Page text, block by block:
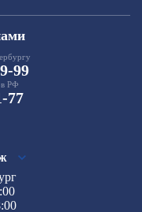
99
РФ
77